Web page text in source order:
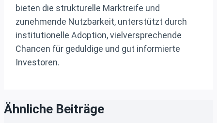
bieten die strukturelle Marktreife und
zunehmende Nutzbarkeit, unterstützt durch
institutionelle Adoption, vielversprechende
Chancen für geduldige und gut informierte
Investoren.
Ähnliche Beiträge